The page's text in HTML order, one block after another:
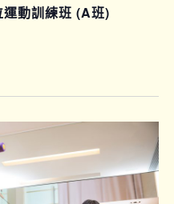
運動訓練班 (A班)